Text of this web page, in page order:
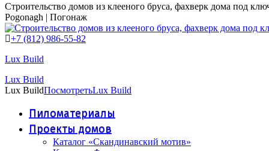
Строительство домов из клееного бруса, фахверк дома под
Pogonagh | Погонаж
+7 (812) 986-55-82
Lux Build
Lux Build
Lux BuildПосмотретьLux Build
Пиломатериалы
Проекты домов
Каталог «Скандинавский мотив»